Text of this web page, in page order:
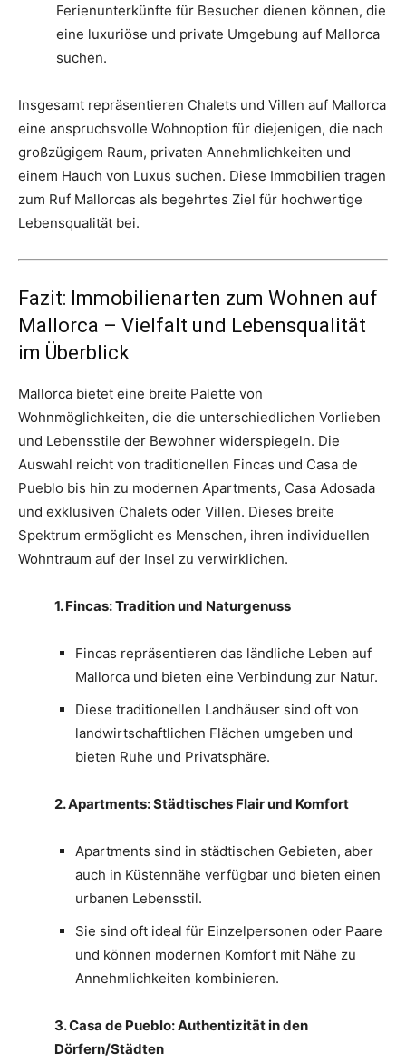
Ferienunterkünfte für Besucher dienen können, die
eine luxuriöse und private Umgebung auf Mallorca
suchen.
Insgesamt repräsentieren Chalets und Villen auf Mallorca
eine anspruchsvolle Wohnoption für diejenigen, die nach
großzügigem Raum, privaten Annehmlichkeiten und
einem Hauch von Luxus suchen. Diese Immobilien tragen
zum Ruf Mallorcas als begehrtes Ziel für hochwertige
Lebensqualität bei.
Fazit: Immobilienarten zum Wohnen auf
Mallorca – Vielfalt und Lebensqualität
im Überblick
Mallorca bietet eine breite Palette von
Wohnmöglichkeiten, die die unterschiedlichen Vorlieben
und Lebensstile der Bewohner widerspiegeln. Die
Auswahl reicht von traditionellen Fincas und Casa de
Pueblo bis hin zu modernen Apartments, Casa Adosada
und exklusiven Chalets oder Villen. Dieses breite
Spektrum ermöglicht es Menschen, ihren individuellen
Wohntraum auf der Insel zu verwirklichen.
1. Fincas: Tradition und Naturgenuss
Fincas repräsentieren das ländliche Leben auf
Mallorca und bieten eine Verbindung zur Natur.
Diese traditionellen Landhäuser sind oft von
landwirtschaftlichen Flächen umgeben und
bieten Ruhe und Privatsphäre.
2. Apartments: Städtisches Flair und Komfort
Apartments sind in städtischen Gebieten, aber
auch in Küstennähe verfügbar und bieten einen
urbanen Lebensstil.
Sie sind oft ideal für Einzelpersonen oder Paare
und können modernen Komfort mit Nähe zu
Annehmlichkeiten kombinieren.
3. Casa de Pueblo: Authentizität in den
Dörfern/Städten